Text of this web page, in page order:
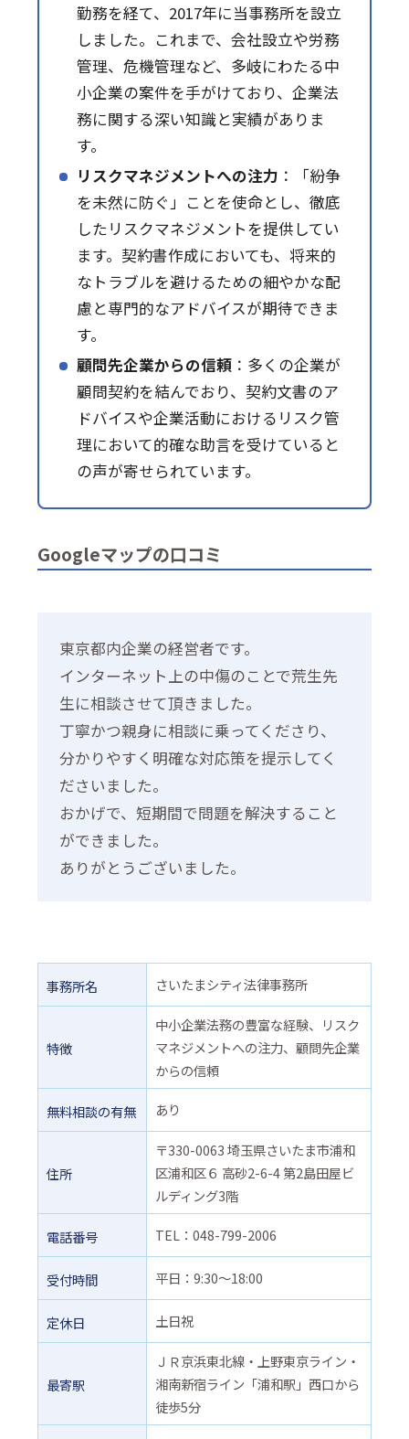
勤務を経て、2017年に当事務所を設立
しました。これまで、会社設立や労務
管理、危機管理など、多岐にわたる中
小企業の案件を手がけており、企業法
務に関する深い知識と実績がありま
す。
リスクマネジメントへの注力 ：「紛争
を未然に防ぐ」ことを使命とし、徹底
したリスクマネジメントを提供してい
ます。契約書作成においても、将来的
なトラブルを避けるための細やかな配
慮と専門的なアドバイスが期待できま
す。
顧問先企業からの信頼：多くの企業が
顧問契約を結んでおり、契約文書のア
ドバイスや企業活動におけるリスク管
理において的確な助言を受けていると
の声が寄せられています。
Googleマップの口コミ
東京都内企業の経営者です。
インターネット上の中傷のことで荒生先
生に相談させて頂きました。
丁寧かつ親身に相談に乗ってくださり、
分かりやすく明確な対応策を提示してく
ださいました。
おかげで、短期間で問題を解決すること
ができました。
ありがとうございました。
事務所名 さいたまシティ法律事務所
特徴
中小企業法務の豊富な経験、リスク
マネジメントへの注力、顧問先企業
からの信頼
無料相談の有無 あり
住所
〒330-0063 埼玉県さいたま市浦和
区浦和区６ 高砂2-6-4 第2島田屋ビ
ルディング3階
電話番号 TEL：048-799-2006
受付時間 平日：9:30～18:00
定休日 土日祝
最寄駅
ＪＲ京浜東北線・上野東京ライン・
湘南新宿ライン「浦和駅」西口から
徒歩5分